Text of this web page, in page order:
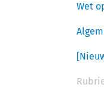
Wet